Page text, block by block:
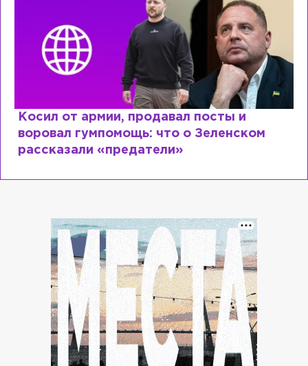
Рыдает из-за мужа, но опять флиртует с
Лазаревым: как Лера Кудрявцева
сходит с ума